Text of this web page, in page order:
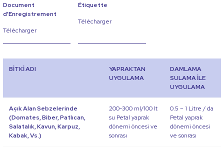
Document
d'Enregistrement
Télécharger
Étiquette
Télécharger
BİTKİ ADI
YAPRAKTAN
UYGULAMA
DAMLAMA
SULAMA İLE
UYGULAMA
Açık Alan Sebzelerinde
(Domates, Biber, Patlıcan,
Salatalık, Kavun, Karpuz,
Kabak, Vs.)
200-300 ml/100 lt
su Petal yaprak
dönemi öncesi ve
sonrası
0.5 – 1 Litre / da
Petal yaprak
dönemi öncesi
ve sonrası